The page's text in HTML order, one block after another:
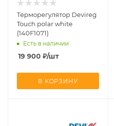
Терморегулятор Devireg
Touch polar white
(140F1071)
Есть в наличии
19 900 ₽/шт
В КОРЗИНУ